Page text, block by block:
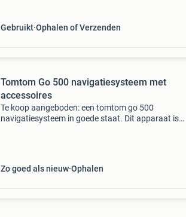
Gebruikt Ophalen of Verzenden
Tomtom Go 500 navigatiesysteem met
accessoires
Te koop aangeboden: een tomtom go 500
navigatiesysteem in goede staat. Dit apparaat is
Zo goed als nieuw Ophalen